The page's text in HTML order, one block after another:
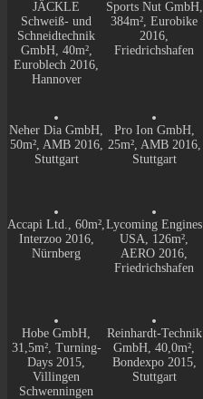
JÄCKLE
Schweiß- und
Schneidtechnik
GmbH, 40m²,
Euroblech 2016,
Hannover
Sports Nut GmbH,
384m², Eurobike
2016,
Friedrichshafen
Neher Dia GmbH,
50m², AMB 2016,
Stuttgart
Pro Ion GmbH,
25m², AMB 2016,
Stuttgart
Accapi Ltd., 60m²,
Interzoo 2016,
Nürnberg
Lycoming Engines
USA, 126m²,
AERO 2016,
Friedrichshafen
Hobe GmbH,
31,5m², Turning-
Days 2015,
Villingen
Schwenningen
Reinhardt-Technik
GmbH, 40,0m²,
Bondexpo 2015,
Stuttgart